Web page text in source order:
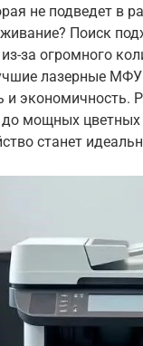
не подведет в
Поиск
за огромного
лазерные
и экономичность.
мощных цветных
станет